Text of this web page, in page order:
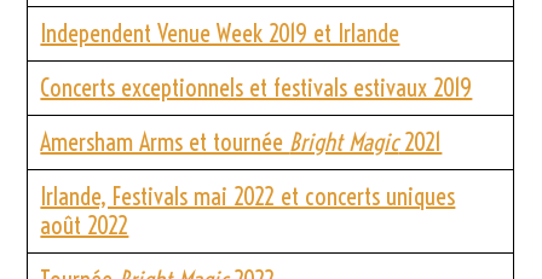
Independent Venue Week 2019 et Irlande
Concerts exceptionnels et festivals estivaux 2019
Amersham Arms et tournée Bright Magic2021
Irlande, Festivals mai 2022 et concerts uniques
août 2022